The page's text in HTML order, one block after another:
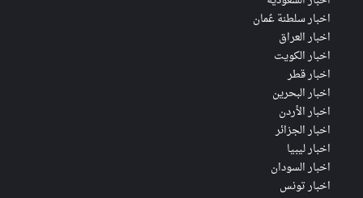
اخبار سلطنة عُمان
اخبار العراق
اخبار الكويت
اخبار قطر
اخبار البحرين
اخبار الأردن
اخبار الجزائر
اخبار ليبيا
اخبار السودان
اخبار تونس